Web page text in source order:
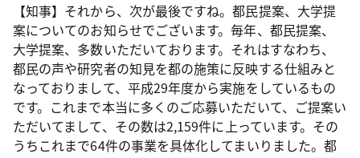
【知事】それから、次が最後ですね。都民提案、大学提
案についてのお知らせでございます。毎年、都民提案、
大学提案、多数いただいております。それはすなわち、
都民の声や研究者の知見を都の施策に反映する仕組みと
なっておりまして、平成29年度から実施をしているもの
です。これまで本当に多くのご応募いただいて、ご提案い
ただいてまして、その数は2,159件に上っています。その
うちこれまで64件の事業を具体化してまいりました。都